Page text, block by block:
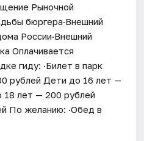
Рыночной
бюргера·Внешний
России·Внешний
Оплачивается
гиду: ·Билет в парк
рублей Дети до 16 лет —
18 лет — 200 рублей
По желанию: ·Обед в